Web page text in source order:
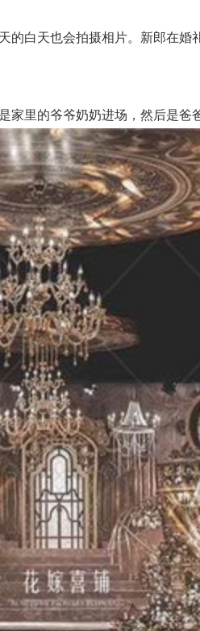
白天也会拍摄相片。新郎在婚
的爷爷奶奶进场，然后是爸